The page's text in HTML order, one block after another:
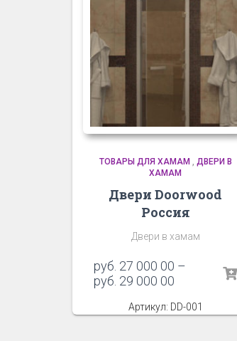
ТОВАРЫ ДЛЯ ХАМАМ, ДВЕРИ В
ХАМАМ
Двери Doorwood
Россия
Двери в хамам
руб. 27 000 00 –
руб. 29 000 00
Артикул: DD-001